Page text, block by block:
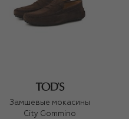
Замшевые мокасины
City Gommino